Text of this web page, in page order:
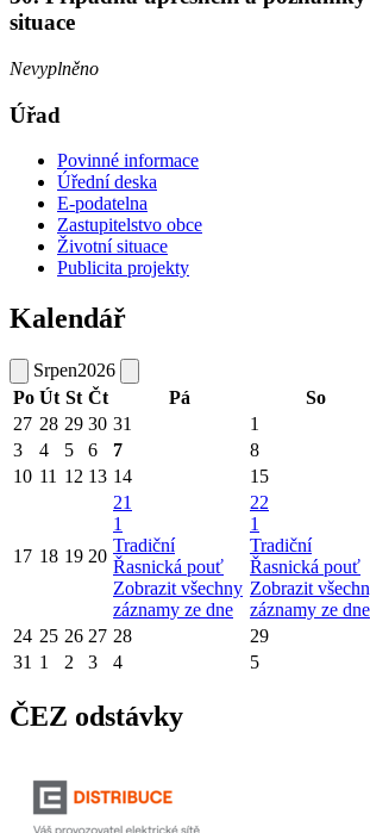
situace
Nevyplněno
Úřad
Povinné informace
Úřední deska
E-podatelna
Zastupitelstvo obce
Životní situace
Publicita projekty
Kalendář
Srpen2026
Po Út St Čt Pá So
27 28 29 30 31 1
3
4 5 6 7 8
10 11 12 13 14 15
17 18 19 20
21
1
Tradiční
Řasnická pouť
Zobrazit všechny
záznamy ze dne
22
1
Tradiční
Řasnická pouť
Zobrazit
záznamy ze dne
24 25 26 27 28 29
31 1 2 3 4 5
ČEZ odstávky